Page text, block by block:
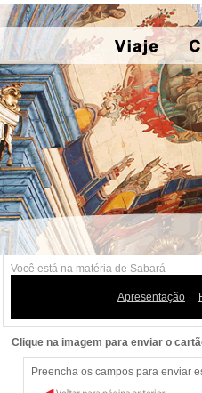
Você está na matéria de Sabará
Apresentação
Clique na imagem para enviar o
Preencha os campos para enviar